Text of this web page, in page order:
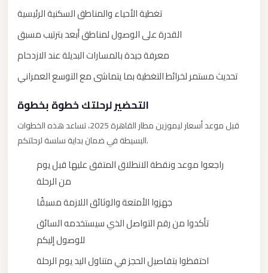
تغطية الأحياء والمناطق السكنية الرئيسية
القدرة على الوصول لمناطق أبعد بترتيب مسبق
معرفة جيدة بالمسارات البديلة عند الازدحام
تحديث مستمر لخرائط التغطية بما يتماشى مع التوسع العمراني
التحضير لرحلتك خطوة بخطوة
قبل موعد أسعار ليموزين مطار القاهرة 2025، تساعد هذه الخطوات
البسيطة في ضمان بداية سلسة لرحلتكم.
راجعوا موعد ونقطة الانطلاق المتفق عليها قبل يوم
من الرحلة
جهزوا الأمتعة والوثائق اللازمة مسبقًا
تأكدوا من رقم التواصل الذي سيستخدمه السائق
للوصول إليكم
احتفظوا بتفاصيل الحجز في متناول اليد يوم الرحلة
Nasr
Limousine
Mohandessin
Taxi
Mercedes
Limousine
Mercedes
Mercedes